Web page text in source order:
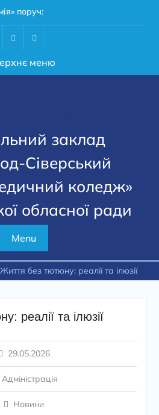
поруч:
мешканцю
варто
тест
пам’яті
FacebookYoutube
меню
заклад
Сіверський
коледж»
обласної ради
Menu
Життя без тютюну: реалії та ілюзії
реалії та ілюзії
29.05.2026
Адміністрація
Новини